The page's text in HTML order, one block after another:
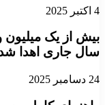
4 اکتبر 2025
سال جاری اهدا
24 دسامبر 2025